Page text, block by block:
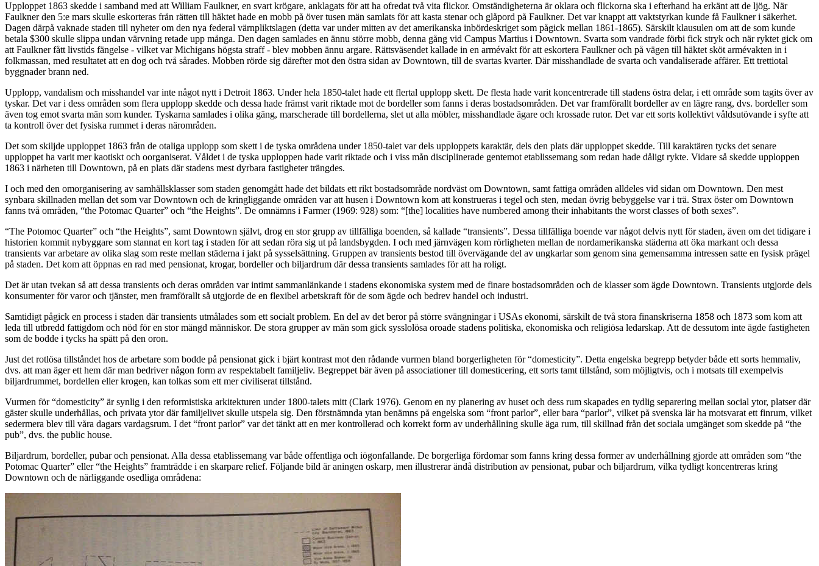
Upploppet 1863 skedde i samband med att William Faulkner, en svart krögare, anklagats för att ha ofredat två vita flickor. Omständigheterna är oklara och flickorna ska i efterhand ha erkänt att de ljög. När
Faulkner den 5:e mars skulle eskorteras från rätten till häktet hade en mobb på över tusen män samlats för att kasta stenar och glåpord på Faulkner. Det var knappt att vaktstyrkan kunde få Faulkner i säkerhet.
Dagen därpå vaknade staden till nyheter om den nya federal värnpliktslagen (detta var under mitten av det amerikanska inbördeskriget som pågick mellan 1861-1865). Särskilt klausulen om att de som kunde
betala $300 skulle slippa undan värvning retade upp många. Den dagen samlades en ännu större mobb, denna gång vid Campus Martius i Downtown. Svarta som vandrade förbi fick stryk och när ryktet gick om
att Faulkner fått livstids fängelse - vilket var Michigans högsta straff - blev mobben ännu argare. Rättsväsendet kallade in en armévakt för att eskortera Faulkner och på vägen till häktet sköt armévakten in i
folkmassan, med resultatet att en dog och två sårades. Mobben rörde sig därefter mot den östra sidan av Downtown, till de svartas kvarter. Där misshandlade de svarta och vandaliserade affärer. Ett trettiotal
byggnader brann ned.
Upplopp, vandalism och misshandel var inte något nytt i Detroit 1863. Under hela 1850-talet hade ett flertal upplopp skett. De flesta hade varit koncentrerade till stadens östra delar, i ett område som tagits över av
tyskar. Det var i dess områden som flera upplopp skedde och dessa hade främst varit riktade mot de bordeller som fanns i deras bostadsområden. Det var framförallt bordeller av en lägre rang, dvs. bordeller som
även tog emot svarta män som kunder. Tyskarna samlades i olika gäng, marscherade till bordellerna, slet ut alla möbler, misshandlade ägare och krossade rutor. Det var ett sorts kollektivt våldsutövande i syfte att
ta kontroll över det fysiska rummet i deras närområden.
Det som skiljde upploppet 1863 från de otaliga upplopp som skett i de tyska områdena under 1850-talet var dels upploppets karaktär, dels den plats där upploppet skedde. Till karaktären tycks det senare
upploppet ha varit mer kaotiskt och oorganiserat. Våldet i de tyska upploppen hade varit riktade och i viss mån disciplinerade gentemot etablissemang som redan hade dåligt rykte. Vidare så skedde upploppen
1863 i närheten till Downtown, på en plats där stadens mest dyrbara fastigheter trängdes.
I och med den omorganisering av samhällsklasser som staden genomgått hade det bildats ett rikt bostadsområde nordväst om Downtown, samt fattiga områden alldeles vid sidan om Downtown. Den mest
synbara skillnaden mellan det som var Downtown och de kringliggande områden var att husen i Downtown kom att konstrueras i tegel och sten, medan övrig bebyggelse var i trä. Strax öster om Downtown
fanns två områden, “the Potomac Quarter” och “the Heights”. De omnämns i Farmer (1969: 928) som: “[the] localities have numbered among their inhabitants the worst classes of both sexes”.
“The Potomoc Quarter” och “the Heights”, samt Downtown självt, drog en stor grupp av tillfälliga boenden, så kallade “transients”. Dessa tillfälliga boende var något delvis nytt för staden, även om det tidigare i
historien kommit nybyggare som stannat en kort tag i staden för att sedan röra sig ut på landsbygden. I och med järnvägen kom rörligheten mellan de nordamerikanska städerna att öka markant och dessa
transients var arbetare av olika slag som reste mellan städerna i jakt på sysselsättning. Gruppen av transients bestod till övervägande del av ungkarlar som genom sina gemensamma intressen satte en fysisk prägel
på staden. Det kom att öppnas en rad med pensionat, krogar, bordeller och biljardrum där dessa transients samlades för att ha roligt.
Det är utan tvekan så att dessa transients och deras områden var intimt sammanlänkande i stadens ekonomiska system med de finare bostadsområden och de klasser som ägde Downtown. Transients utgjorde dels
konsumenter för varor och tjänster, men framförallt så utgjorde de en flexibel arbetskraft för de som ägde och bedrev handel och industri.
Samtidigt pågick en process i staden där transients utmålades som ett socialt problem. En del av det beror på större svängningar i USAs ekonomi, särskilt de två stora finanskriserna 1858 och 1873 som kom att
leda till utbredd fattigdom och nöd för en stor mängd människor. De stora grupper av män som gick sysslolösa oroade stadens politiska, ekonomiska och religiösa ledarskap. Att de dessutom inte ägde fastigheten
som de bodde i tycks ha spätt på den oron.
Just det rotlösa tillståndet hos de arbetare som bodde på pensionat gick i bjärt kontrast mot den rådande vurmen bland borgerligheten för “domesticity”. Detta engelska begrepp betyder både ett sorts hemmaliv,
dvs. att man äger ett hem där man bedriver någon form av respektabelt familjeliv. Begreppet bär även på associationer till domesticering, ett sorts tamt tillstånd, som möjligtvis, och i motsats till exempelvis
biljardrummet, bordellen eller krogen, kan tolkas som ett mer civiliserat tillstånd.
Vurmen för “domesticity” är synlig i den reformistiska arkitekturen under 1800-talets mitt (Clark 1976). Genom en ny planering av huset och dess rum skapades en tydlig separering mellan social ytor, platser där
gäster skulle underhållas, och privata ytor där familjelivet skulle utspela sig. Den förstnämnda ytan benämns på engelska som “front parlor”, eller bara “parlor”, vilket på svenska lär ha motsvarat ett finrum, vilket
sedermera blev till våra dagars vardagsrum. I det “front parlor” var det tänkt att en mer kontrollerad och korrekt form av underhållning skulle äga rum, till skillnad från det sociala umgänget som skedde på “the
pub”, dvs. the public house.
Biljardrum, bordeller, pubar och pensionat. Alla dessa etablissemang var både offentliga och iögonfallande. De borgerliga fördomar som fanns kring dessa former av underhållning gjorde att områden som “the
Potomac Quarter” eller “the Heights” framträdde i en skarpare relief. Följande bild är aningen oskarp, men illustrerar ändå distribution av pensionat, pubar och biljardrum, vilka tydligt koncentreras kring
Downtown och de närliggande osedliga områdena: